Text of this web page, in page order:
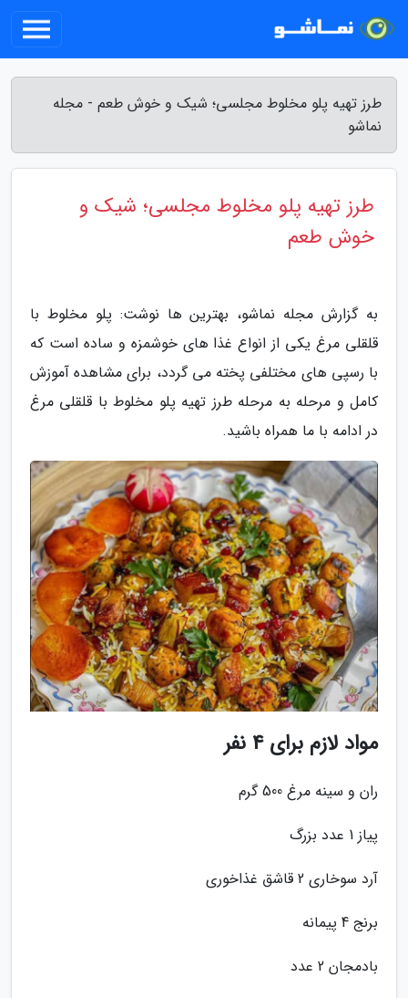
طرز تهیه پلو مخلوط مجلسی؛ شیک و خوش طعم - مجله
نماشو
طرز تهیه پلو مخلوط مجلسی؛ شیک و
خوش طعم
به گزارش مجله نماشو، بهترین ها نوشت: پلو مخلوط با
قلقلی مرغ یکی از انواع غذا های خوشمزه و ساده است که
با رسپی های مختلفی پخته می گردد، برای مشاهده آموزش
کامل و مرحله به مرحله طرز تهیه پلو مخلوط با قلقلی مرغ
در ادامه با ما همراه باشید.
مواد لازم برای 4 نفر
ران و سینه مرغ 500 گرم
پیاز 1 عدد بزرگ
آرد سوخاری 2 قاشق غذاخوری
برنج 4 پیمانه
بادمجان 2 عدد